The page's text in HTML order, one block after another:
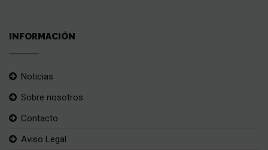
INFORMACIÓN
Noticias
Sobre nosotros
Contacto
Aviso Legal